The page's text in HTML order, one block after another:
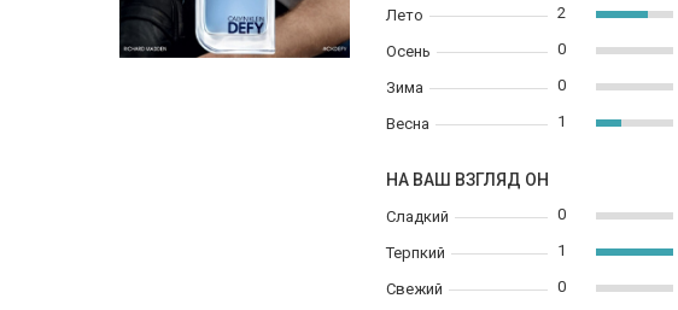
Лето
Осень
Зима
Весна
2
0
0
1
НА ВАШ ВЗГЛЯД ОН
Сладкий
Терпкий
Свежий
0
1
0